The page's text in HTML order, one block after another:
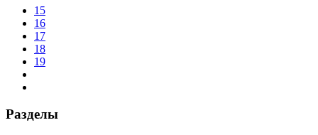
15
16
17
18
19
Разделы